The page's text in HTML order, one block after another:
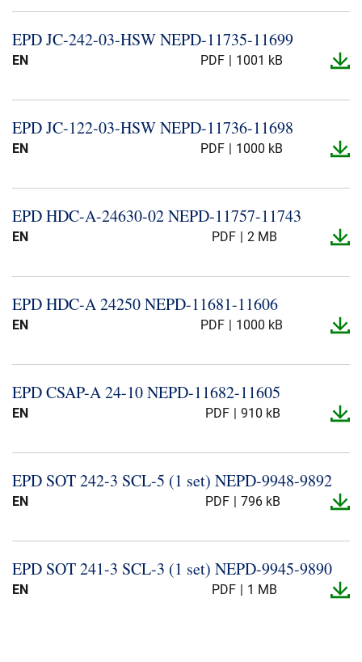
EPD JC-​242-​03-​HSW NEPD-​11735-​11699
EN PDF 1001 kB
EPD JC-​122-​03-​HSW NEPD-​11736-​11698
EN PDF 1000 kB
EPD HDC-​A-​24630-​02 NEPD-​11757-​11743
EN PDF 2 MB
EPD HDC-​A 24250 NEPD-​11681-​11606
EN PDF 1000 kB
EPD CSAP-​A 24-​10 NEPD-​11682-​11605
EN PDF 910 kB
EPD SOT 242-​3 SCL-​5 (1 set) NEPD-​9948-​9892
EN PDF 796 kB
EPD SOT 241-​3 SCL-​3 (1 set) NEPD-​9945-​9890
EN PDF 1 MB